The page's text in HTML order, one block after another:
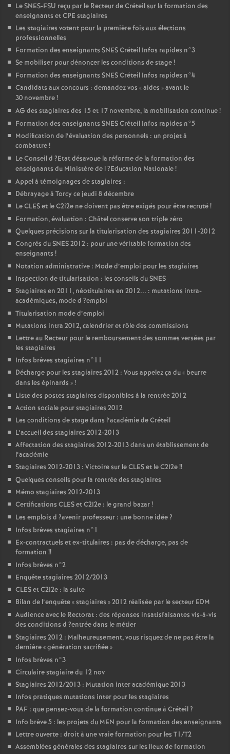
LeSNES-FSU reçu par le Recteur de Créteil sur la formation des
enseignants etCPE stagiaires
Les stagiaires votent pour la première fois aux élections
professionnelles
Formation des enseignants SNESCréteil Infos rapides n°3
Se mobiliser pour dénoncer les conditions de stage!
Formation des enseignants SNESCréteil Infos rapides n°4
Candidats aux concours : demandez vos «aides » avant le
30 novembre!
AG des stagiaires des 15 et 17 novembre, la mobilisation continue!
Formation des enseignants SNESCréteil Infos rapides n°5
Modification de l’évaluation des personnels : un projet à
combattre!
Le Conseil d ?Etat désavoue la réforme de la formation des
enseignants du Ministère de l?Education Nationale!
Appel à témoignages de stagiaires :
Débrayage à Torcy ce jeudi 8 décembre
LeCLESet le C2i2e ne doivent pas être exigés pour être recruté!
Formation, évaluation : Châtel conserve son triple zéro
Quelques précisions sur la titularisation des stagiaires 2011-2012
Congrès duSNES2012 : pour une véritable formation des
enseignants !
Notation administrative : Mode d’emploi pour les stagiaires
Inspection de titularisation : les conseils duSNES
Stagiaires en 2011, néotitulaires en 2012... : mutations intra-
académiques, mode d ?emploi
Titularisation mode d’emploi
Mutations intra 2012, calendrier et rôle des commissions
Lettre au Recteur pour le remboursement des sommes versées par
les stagiaires
Infos brèves stagiaires n°11
Décharge pour les stagiaires 2012 : Vous appelez ça du « beurre
dans les épinards »!
Liste des postes stagiaires disponibles à la rentrée 2012
Action sociale pour stagiaires 2012
Les conditions de stage dans l’académie de Créteil
L’accueil des stagiaires 2012-2013
Affectation des stagiaires 2012-2013 dans un établissement de
l’académie
Stagiaires 2012-2013 : Victoire sur leCLESet le C2I2e!!
Quelques conseils pour la rentrée des stagiaires
Mémo stagiaires 2012-2013
Certifications CLESet C2I2e : le grand bazar!
Les emplois d ?avenir professeur : une bonne idée?
Infos brèves stagiaires n°1
Ex-contractuels et ex-titulaires : pas de décharge, pas de
formation !!
Infos brèves n°2
Enquête stagiaires 2012/2013
CLESet C2I2e : la suite
Bilan de l’enquête «stagiaires » 2012 réalisée par le secteur EDM
Audience avec le Rectorat : des réponses insatisfaisantes vis-à-vis
des conditions d ?entrée dans le métier
Stagiaires 2012 : Malheureusement, vous risquez de ne pas être la
dernière «génération sacrifiée»
Infos brèves n°3
Circulaire stagiaire du 12 nov
Stagiaires 2012/2013 : Mutation inter académique 2013
Infos pratiques mutations inter pour les stagiaires
PAF : que pensez-vous de la formation continue à Créteil?
Info brève 5 : les projets du MEN pour la formation des enseignants
Lettre ouverte : droit à une vraie formation pour les T1/T2
Assemblées générales des stagiaires sur les lieux de formation